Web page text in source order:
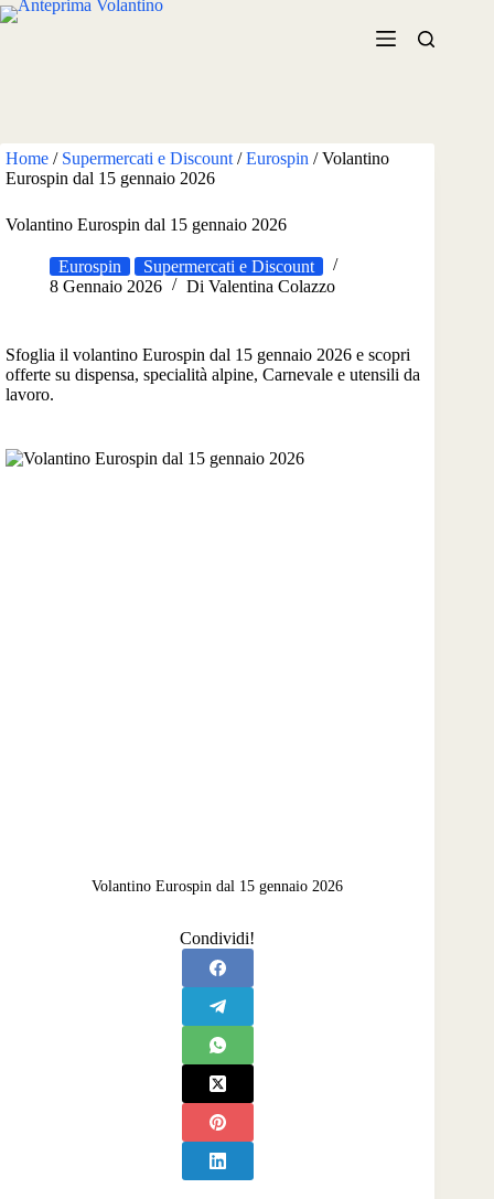
Salta
al
Home / Supermercati e Discount /Eurospin /Volantino
Eurospin dal 15 gennaio 2026
Volantino Eurospin dal 15 gennaio 2026
Eurospin
Supermercati e Discount
8 Gennaio 2026
Di Valentina Colazzo
Sfoglia il volantino Eurospin dal 15 gennaio 2026 e scopri
offerte su dispensa, specialità alpine, Carnevale e utensili da
lavoro.
Volantino Eurospin dal 15 gennaio 2026
Condividi!